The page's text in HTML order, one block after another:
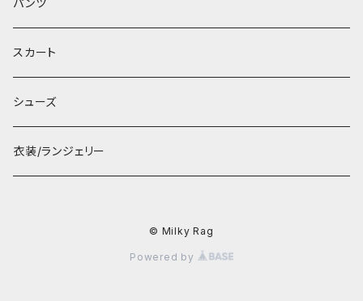
パンツ
スカート
シューズ
衣装/ランジェリー
© Milky Rag
Powered by